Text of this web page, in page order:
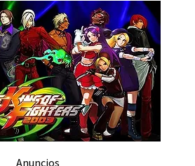
Anuncios